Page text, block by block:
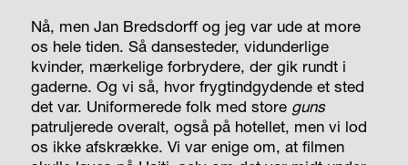
Nå, men Jan Bredsdorff og jeg var ude at more
os hele tiden. Så dansesteder, vidunderlige
kvinder, mærkelige forbrydere, der gik rundt i
gaderne. Og vi så, hvor frygtindgydende et sted
det var. Uniformerede folk med store guns
patruljerede overalt, også på hotellet, men vi lod
os ikke afskrække. Vi var enige om, at filmen